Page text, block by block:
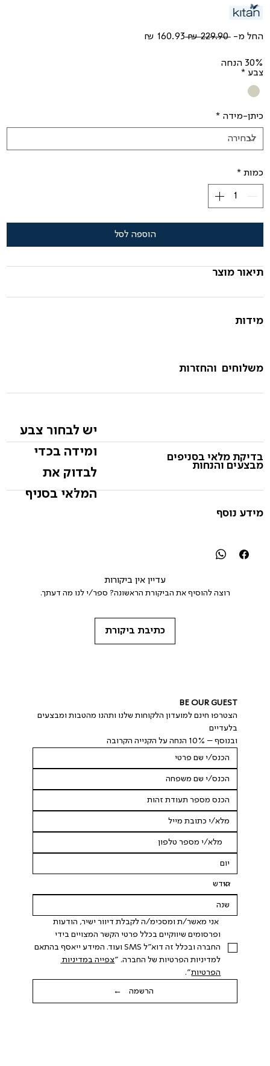
החל מ- ‏229.90 ‏₪
מחיר‏160.93 ‏₪
30% הנחה
צבע *
כיתן-מידה *
כמות *
הוספה לסל
תיאור מוצר
מידות
משלוחים והחזרות
יש לבחור צבע
ומידה בכדי
לבדוק את
המלאי בסניף
בדיקת מלאי בסניפים
מבצעים והנחות
מידע נוסף
עדיין אין ביקורות
רוצה להוסיף את הביקורת הראשונה? ספר/י לנו מה דעתך.
כתיבת ביקורת
BE OUR GUEST
הצטרפו חינם למועדון הלקוחות שלנו ותהנו מהטבות ומבצעים
בלעדיים
ובנוסף – 10% הנחה על הקנייה הקרובה
אני מאשר/ת ומסכימ/ה לקבלת דיוור ישיר, הודעות
החברה ובכלל זה דוא"ל SMS ועוד. המידע ייאסף בהתאם
למדיניות הפרטיות של החברה. "
צפייה במדיניות
הפרטיות".
הרשמה ←